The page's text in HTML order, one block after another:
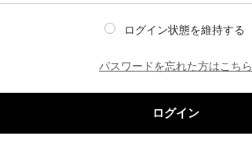
ログイン状態を維持する
パスワードを忘れた方はこちら
ログイン